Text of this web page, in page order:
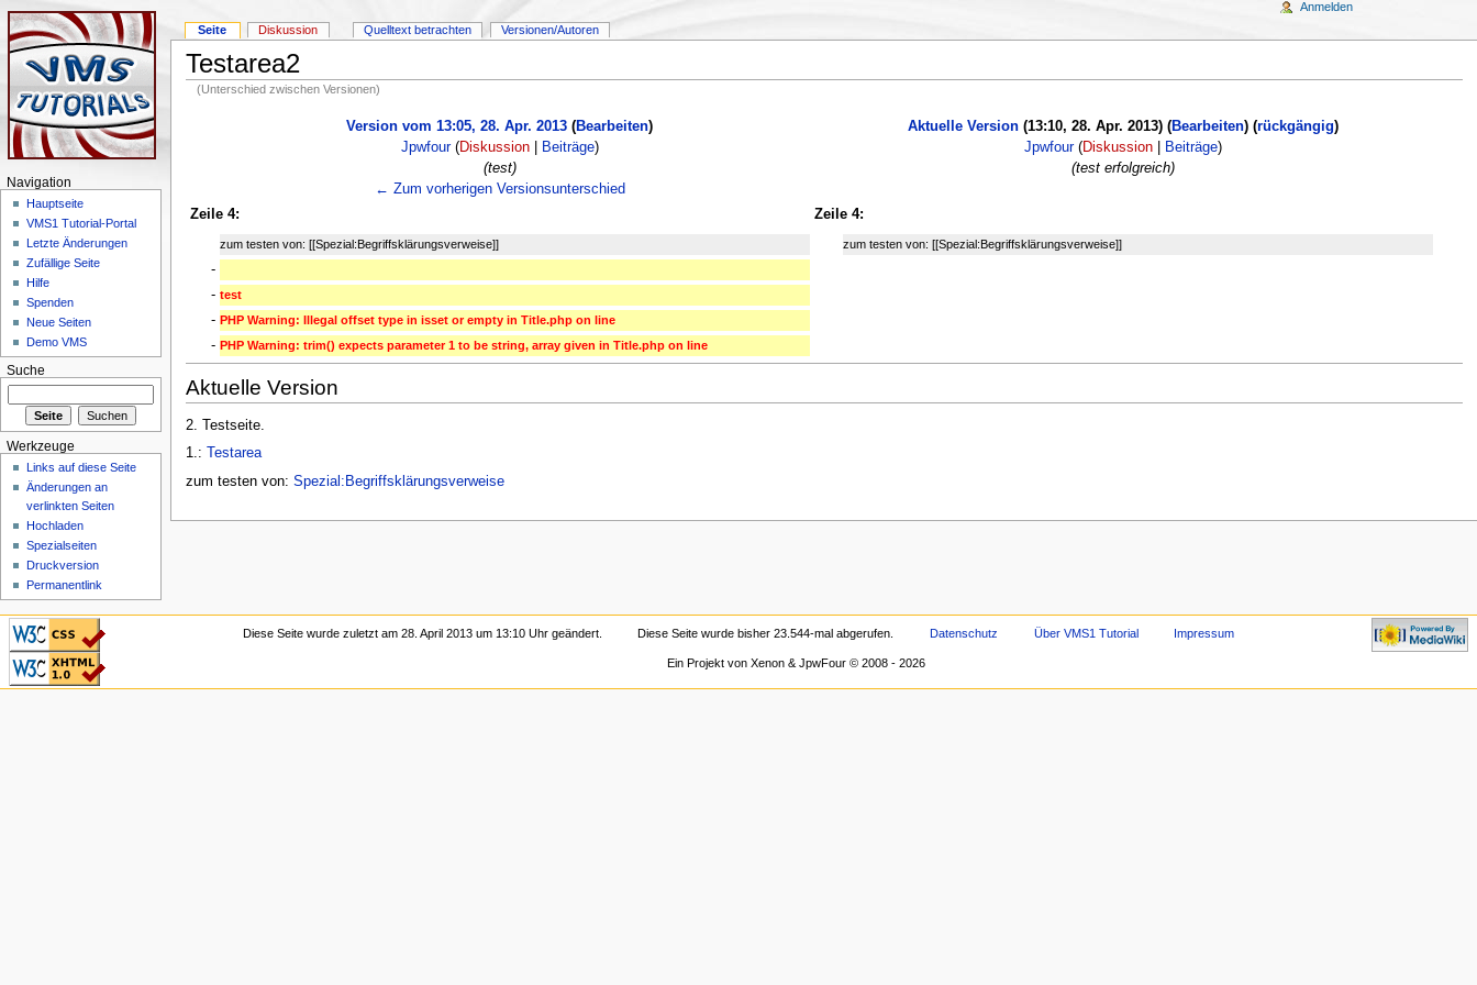
Testarea2
(Unterschied zwischen Versionen)
Version vom 13:05, 28. Apr. 2013 (Bearbeiten)
Jpwfour(Diskussion| Beiträge)
(test)
← Zum vorherigen Versionsunterschied
Aktuelle Version (13:10, 28. Apr. 2013) (Bearbeiten) (rückgängig)
Jpwfour(Diskussion Beiträge)
(test erfolgreich)
Zeile 4: Zeile 4:
zum testen von: [[Spezial:Begriffsklärungsverweise]] zum testen von: [[Spezial:Begriffsklärungsverweise]]
-
- test
- PHP Warning: Illegal offset type in isset or empty in Title.php on line
- PHP Warning: trim() expects parameter 1 to be string, array given in Title.php on line
Aktuelle Version
2. Testseite.
1.:
Testarea
zum testen von: Spezial:Begriffsklärungsverweise
Seite Diskussion Quelltext betrachten Versionen/Autoren
Anmelden
Navigation
Hauptseite
VMS1 Tutorial-Portal
Letzte Änderungen
Zufällige Seite
Hilfe
Spenden
Neue Seiten
Demo VMS
Suche
Werkzeuge
Links auf diese Seite
Änderungen an
verlinkten Seiten
Hochladen
Spezialseiten
Druckversion
Permanentlink
Powered by
MediaWiki"
CSS ist valide!
Valid XHTML 1.0
Transitional
Diese Seite wurde zuletzt am 28. April 2013 um 13:10 Uhr geändert. Diese Seite wurde bisher 23.544-mal abgerufen. Datenschutz Über VMS1 Tutorial Impressum
Ein Projekt von Xenon & JpwFour © 2008 - 2026